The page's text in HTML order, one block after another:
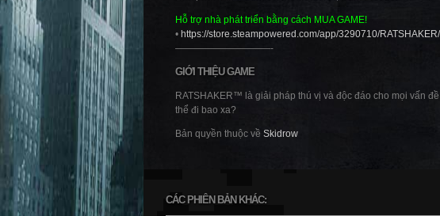
Hỗ trợ nhà phát triển bằng cách MUA GAME!
• https://store.steampowered.com/app/3290710/RATSHAKER/
——————————-
GIỚI THIỆU GAME
RATSHAKER™ là giải pháp thú vị và độc đáo cho mọi vấn
thể đi bao xa?
Bản quyền thuộc về Skidrow
CÁC PHIÊN BẢN KHÁC: